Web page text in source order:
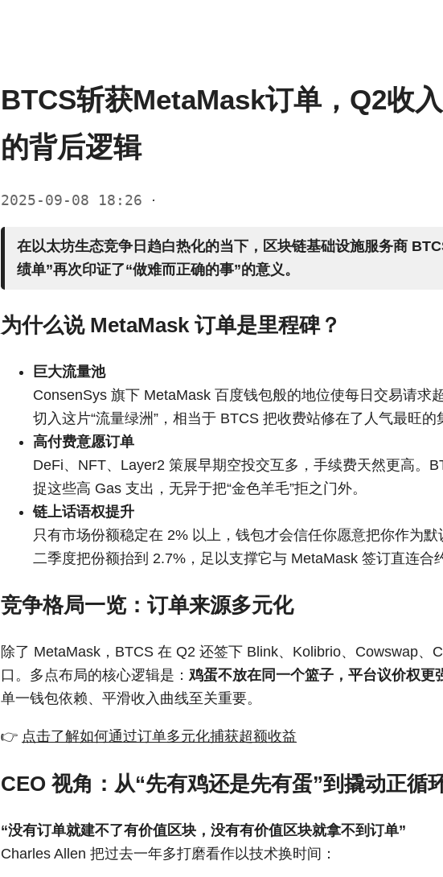
BTCS斩获MetaMask订单，Q2收
的背后逻辑
2025-09-08 18:26 ·
在以太坊生态竞争日趋白热化的当下，区块链基础设施服务商
绩单”再次印证了“做难而正确的事”的意义。
为什么说 MetaMask 订单是里程碑？
巨大流量池
ConsenSys 旗下 MetaMask 百度钱包般的地位使每日交易请求
切入这片“流量绿洲”，相当于 BTCS 把收费站修在了人气最旺的
高付费意愿订单
DeFi、NFT、Layer2 策展早期空投交互多，手续费天然更高。
捉这些高 Gas 支出，无异于把“金色羊毛”拒之门外。
链上话语权提升
只有市场份额稳定在 2% 以上，钱包才会信任你愿意把你作为
二季度把份额抬到 2.7%，足以支撑它与 MetaMask 签订直连合
竞争格局一览：订单来源多元化
除了 MetaMask，BTCS 在 Q2 还签下 Blink、Kolibrio、Cowswap、
口。多点布局的核心逻辑是： 鸡蛋不放在同一个篮子，平台议价权更
单一钱包依赖、平滑收入曲线至关重要。
👉 点击了解如何通过订单多元化捕获超额收益
CEO 视角：从“先有鸡还是先有蛋”到撬动正循
“没有订单就建不了有价值区块，没有有价值区块就拿不到订单”
Charles Allen 把过去一年多打磨看作以技术换时间：